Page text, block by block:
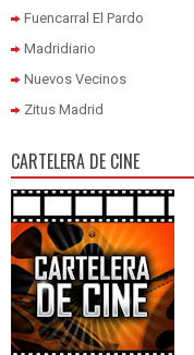
Fuencarral El Pardo
Madridiario
Nuevos Vecinos
Zitus Madrid
CARTELERA DE CINE